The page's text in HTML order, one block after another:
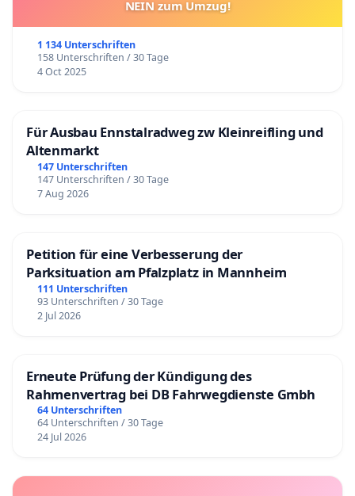
NEIN zum Umzug!
1 134 Unterschriften
158 Unterschriften / 30 Tage
4 Oct 2025
Für Ausbau Ennstalradweg zw Kleinreifling und
Altenmarkt
147 Unterschriften
147 Unterschriften / 30 Tage
7 Aug 2026
Petition für eine Verbesserung der
Parksituation am Pfalzplatz in Mannheim
111 Unterschriften
93 Unterschriften / 30 Tage
2 Jul 2026
Erneute Prüfung der Kündigung des
Rahmenvertrag bei DB Fahrwegdienste Gmbh
64 Unterschriften
64 Unterschriften / 30 Tage
24 Jul 2026